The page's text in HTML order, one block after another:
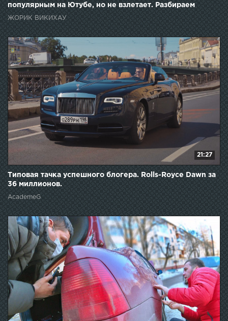
популярным на Ютубе, но не взлетает. Разбираем
канал.
ЖОРИК ВИКИХАУ
21:27
Типовая тачка успешного блогера. Rolls-Royce Dawn за
36 миллионов.
AcademeG